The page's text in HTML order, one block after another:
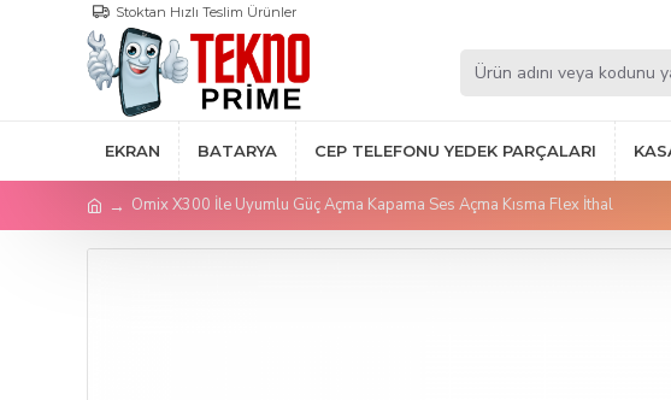
Stoktan Hızlı Teslim Ürünler
EKRAN BATARYA CEP TELEFONU YEDEK PARÇALARI
Omix X300 İle Uyumlu Güç Açma Kapama Ses Açma Kısma Flex İthal